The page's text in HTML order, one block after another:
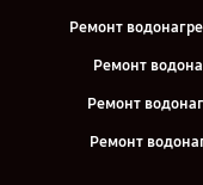
Ремонт
Ремонт
Ремонт
Ремонт